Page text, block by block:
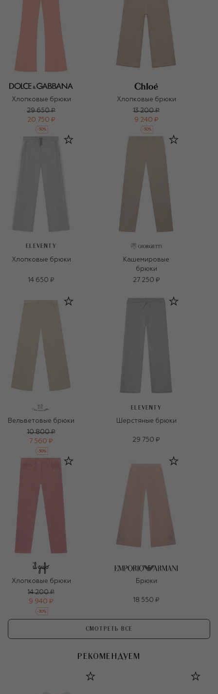
Хлопковые брюки
29 650 ₽
20 750 ₽
-30%
Хлопковые брюки
13 200 ₽
9 240 ₽
-30%
ELEVENTY
Хлопковые брюки
14 650 ₽
Кашемировые
брюки
27 250 ₽
Вельветовые брюки
10 800 ₽
7 560 ₽
-30%
ELEVENTY
Шерстяные брюки
29 750 ₽
Хлопковые брюки
14 200 ₽
9 940 ₽
-30%
Брюки
18 550 ₽
СМОТРЕТЬ ВСЕ
РЕКОМЕНДУЕМ